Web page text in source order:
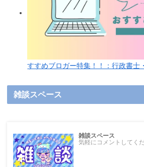
すすめブロガー特集！！：行政書士
雑談スペース
雑談スペース
気軽にコメントしてく